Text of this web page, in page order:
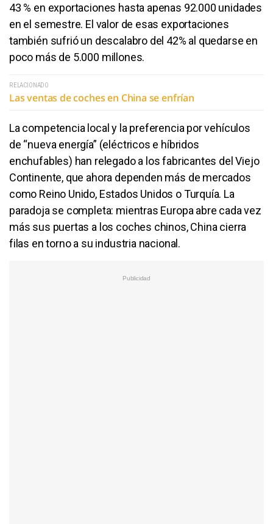
43 % en exportaciones hasta apenas 92.000 unidades
en el semestre. El valor de esas exportaciones
también sufrió un descalabro del 42% al quedarse en
poco más de 5.000 millones.
RELACIONADO
Las ventas de coches en China se enfrían
La competencia local y la preferencia por vehículos
de “nueva energía” (eléctricos e híbridos
enchufables) han relegado a los fabricantes del Viejo
Continente, que ahora dependen más de mercados
como Reino Unido, Estados Unidos o Turquía. La
paradoja se completa: mientras Europa abre cada vez
más sus puertas a los coches chinos, China cierra
filas en torno a su industria nacional.